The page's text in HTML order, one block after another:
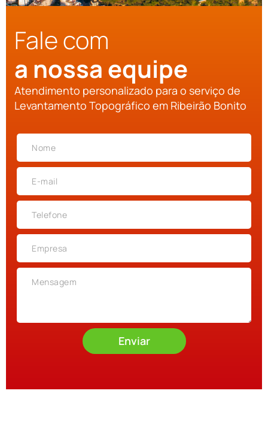
Fale com
a nossa equipe
Atendimento personalizado para o serviço de
Levantamento Topográfico em Ribeirão Bonito
Enviar